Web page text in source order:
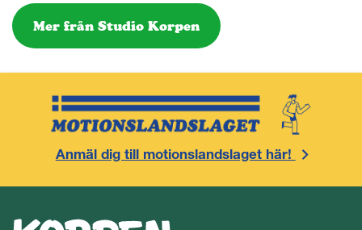
Mer från Studio Korpen
Anmäl dig till motionslandslaget här!